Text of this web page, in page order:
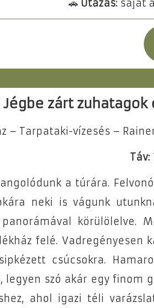
🚗 Utazás: saját
Jégbe zárt
– Tarpataki-vízesés –
Táv:
a túrára.
neki is vágunk
körülölelve.
felé. Vadregényesen
csúcsokra.
szó akár egy finom
ahol igazi téli